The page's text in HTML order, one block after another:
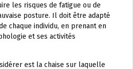
les risques de fatigue ou de
posture. Il doit être adapté
chaque individu, en prenant en
et ses activités
est la chaise sur laquelle